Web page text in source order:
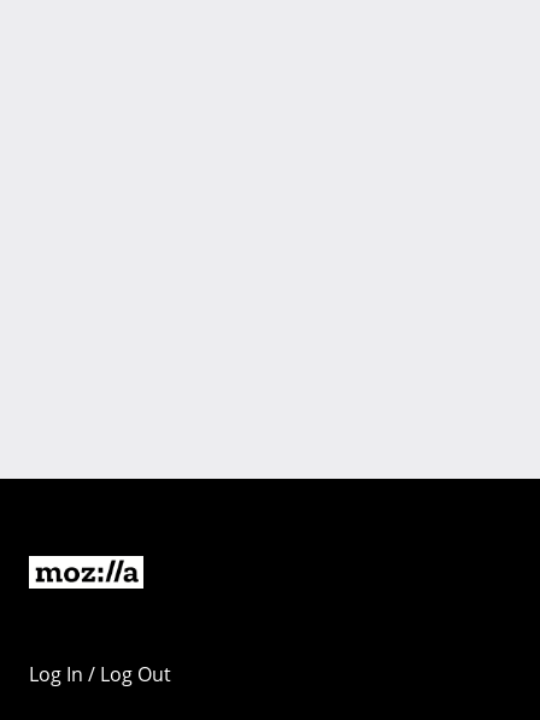
Log In / Log Out